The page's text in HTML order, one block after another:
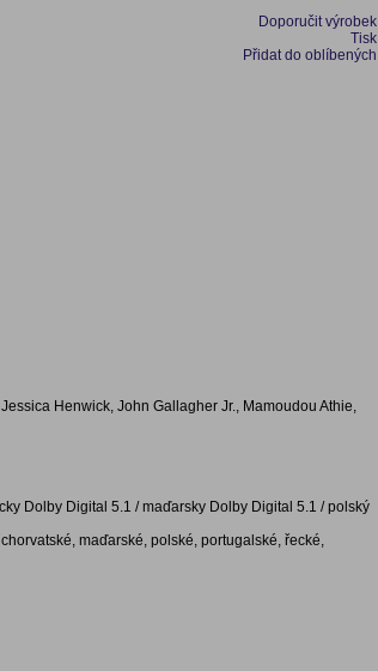
Doporučit výrobek
Tisk
Přidat do oblíbených
Henwick, John Gallagher Jr., Mamoudou Athie,
Dolby Digital 5.1 / maďarsky Dolby Digital 5.1 / polský
maďarské, polské, portugalské, řecké,